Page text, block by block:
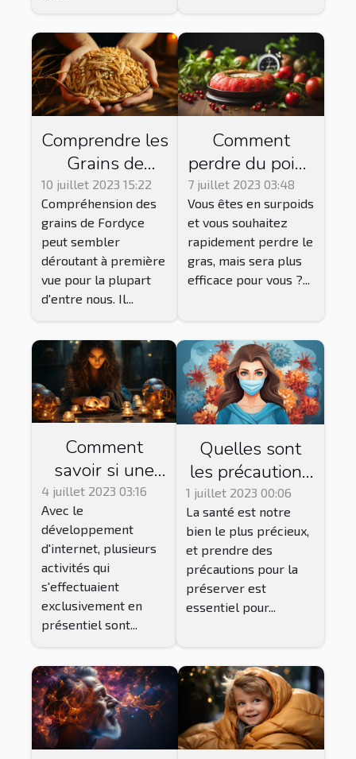
Comprendre les
Grains de
Fordyce:
Causes,
Symptômes et
Options de
Traitement
10 juillet 2023 15:22
Compréhension des
grains de Fordyce
peut sembler
déroutant à première
vue pour la plupart
d'entre nous. Il...
Comment
perdre du poids
rapidement ?
7 juillet 2023 03:48
Vous êtes en surpoids
et vous souhaitez
rapidement perdre le
gras, mais sera plus
efficace pour vous ?...
Comment
savoir si une
voyante en
ligne est fiable
?
4 juillet 2023 03:16
Avec le
développement
d'internet, plusieurs
activités qui
s'effectuaient
exclusivement en
présentiel sont...
Quelles sont
les précautions
à prendre pour
rester
continuellement
en bonne santé
?
1 juillet 2023 00:06
La santé est notre
bien le plus précieux,
et prendre des
précautions pour la
préserver est
essentiel pour...